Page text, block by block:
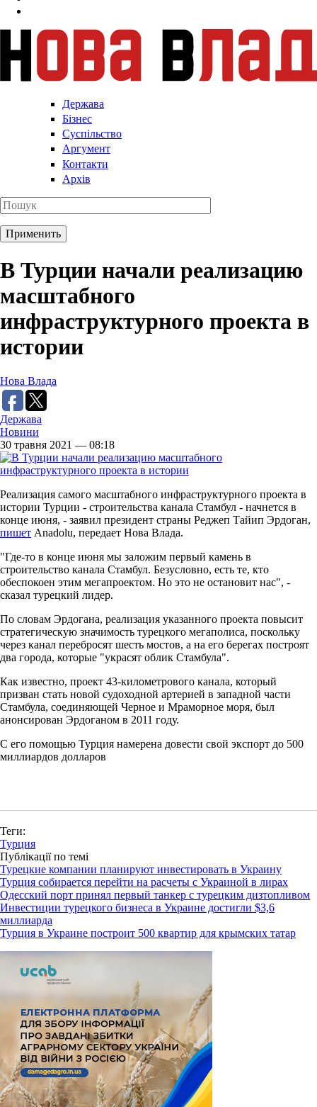
Держава
Бізнес
Суспільство
Аргумент
Контакти
Архів
В Турции начали реализацию
масштабного
инфраструктурного проекта в
истории
Нова Влада
Держава
Новини
30 травня 2021 — 08:18
Реализация самого масштабного инфраструктурного проекта в
истории Турции - строительства канала Стамбул - начнется в
конце июня, - заявил президент страны Реджеп Тайип Эрдоган,
пишет Anadolu, передает Нова Влада.
"Где-то в конце июня мы заложим первый камень в
строительство канала Стамбул. Безусловно, есть те, кто
обеспокоен этим мегапроектом. Но это не остановит нас", -
сказал турецкий лидер.
По словам Эрдогана, реализация указанного проекта повысит
стратегическую значимость турецкого мегаполиса, поскольку
через канал перебросят шесть мостов, а на его берегах построят
два города, которые "украсят облик Стамбула".
Как известно, проект 43-километрового канала, который
призван стать новой судоходной артерией в западной части
Стамбула, соединяющей Черное и Мраморное моря, был
анонсирован Эрдоганом в 2011 году.
С его помощью Турция намерена довести свой экспорт до 500
миллиардов долларов
Теги:
Турция
Публікації по темі
Турецкие компании планируют инвестировать в Украину
Турция собирается перейти на расчеты с Украиной в лирах
Одесский порт принял первый танкер с турецким дизтопливом
Инвестиции турецкого бизнеса в Украине достигли $3,6
миллиарда
Турция в Украине построит 500 квартир для крымских татар